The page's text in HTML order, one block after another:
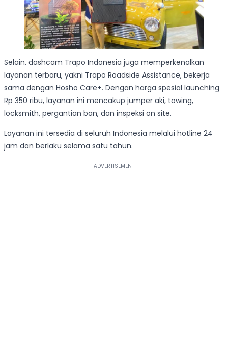
Selain. dashcam Trapo Indonesia juga memperkenalkan
layanan terbaru, yakni Trapo Roadside Assistance, bekerja
sama dengan Hosho Care+. Dengan harga spesial launching
Rp 350 ribu, layanan ini mencakup jumper aki, towing,
locksmith, pergantian ban, dan inspeksi on site.
Layanan ini tersedia di seluruh Indonesia melalui hotline 24
jam dan berlaku selama satu tahun.